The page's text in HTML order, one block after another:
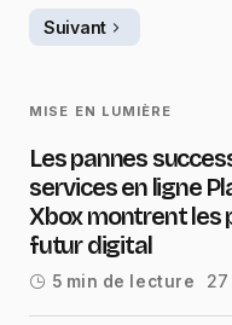
Suivant
MISE EN LUMIÈRE
Les pannes
services en ligne
Xbox montrent les
futur digital
5 min de lecture